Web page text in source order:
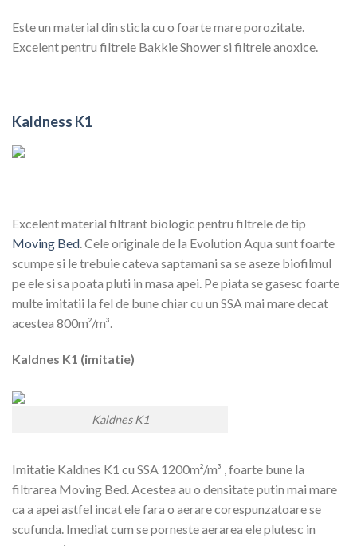
Este un material din sticla cu o foarte mare porozitate.
Excelent pentru filtrele Bakkie Shower si filtrele anoxice.
Kaldness K1
Excelent material filtrant biologic pentru filtrele de tip
Moving Bed . Cele originale de la Evolution Aqua sunt foarte
scumpe si le trebuie cateva saptamani sa se aseze biofilmul
pe ele si sa poata pluti in masa apei. Pe piata se gasesc foarte
multe imitatii la fel de bune chiar cu un SSA mai mare decat
acestea 800m²/m³.
Kaldnes K1 (imitatie)
Kaldnes K1
Imitatie Kaldnes K1 cu SSA 1200m²/m³ , foarte bune la
filtrarea Moving Bed. Acestea au o densitate putin mai mare
ca a apei astfel incat ele fara o aerare corespunzatoare se
scufunda. Imediat cum se porneste aerarea ele plutesc in